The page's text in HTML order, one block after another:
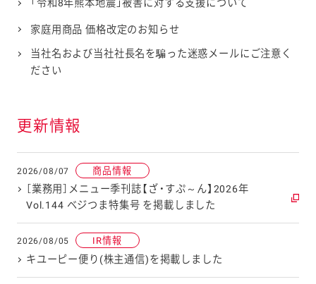
「令和8年熊本地震」被害に対する支援について
家庭用商品 価格改定のお知らせ
当社名および当社社長名を騙った迷惑メールにご注意く
ださい
更新情報
2026/08/07 商品情報
［業務用］メニュー季刊誌【ざ・すぷ～ん】2026年
Vol.144 ベジつま特集号 を掲載しました
2026/08/05 IR情報
キユーピー便り(株主通信)を掲載しました